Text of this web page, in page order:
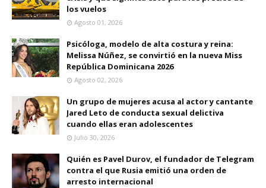
los vuelos
Agosto 01, 2026
Psicóloga, modelo de alta costura y reina:
Melissa Núñez, se convirtió en la nueva Miss
República Dominicana 2026
Agosto 02, 2026
Un grupo de mujeres acusa al actor y cantante
Jared Leto de conducta sexual delictiva
cuando ellas eran adolescentes
Julio 30, 2026
Quién es Pavel Durov, el fundador de Telegram
contra el que Rusia emitió una orden de
arresto internacional